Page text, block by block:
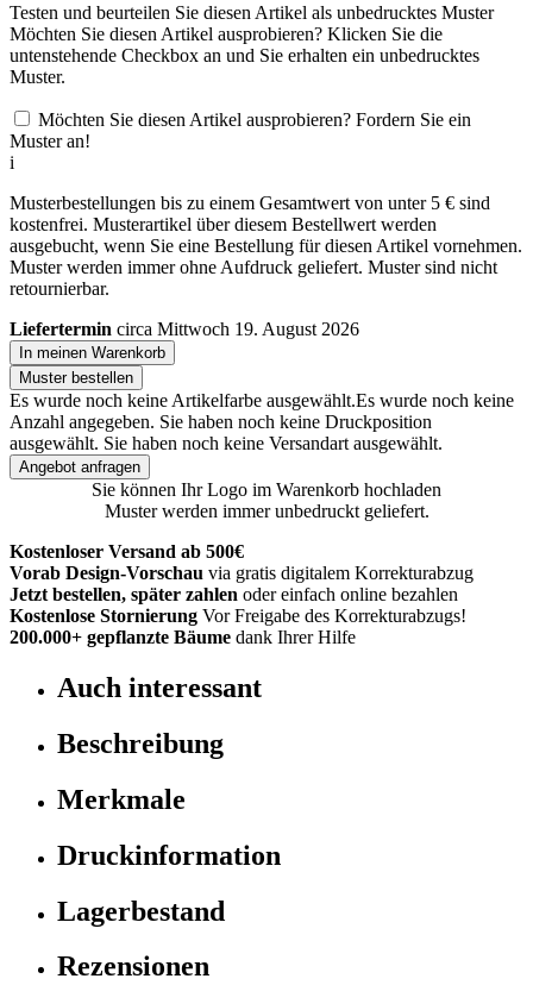
Testen und beurteilen Sie diesen Artikel als unbedrucktes Muster
Möchten Sie diesen Artikel ausprobieren? Klicken Sie die
untenstehende Checkbox an und Sie erhalten ein unbedrucktes
Muster.
Möchten Sie diesen Artikel ausprobieren? Fordern Sie ein
Muster an!
i
Musterbestellungen bis zu einem Gesamtwert von unter 5 € sind
kostenfrei. Musterartikel über diesem Bestellwert werden
ausgebucht, wenn Sie eine Bestellung für diesen Artikel vornehmen.
Muster werden immer ohne Aufdruck geliefert. Muster sind nicht
retournierbar.
Liefertermin circa Mittwoch 19. August 2026
In meinen Warenkorb
Muster bestellen
Es wurde noch keine Artikelfarbe ausgewählt.Es wurde noch keine
Anzahl angegeben. Sie haben noch keine Druckposition
ausgewählt. Sie haben noch keine Versandart ausgewählt.
Angebot anfragen
Sie können Ihr Logo im Warenkorb hochladen
Muster werden immer unbedruckt geliefert.
Kostenloser Versand ab 500€
Vorab Design-Vorschau via gratis digitalem Korrekturabzug
Jetzt bestellen, später zahlen oder einfach online bezahlen
Kostenlose Stornierung Vor Freigabe des Korrekturabzugs!
200.000+ gepflanzte Bäume dank Ihrer Hilfe
Auch interessant
Beschreibung
Merkmale
Druckinformation
Lagerbestand
Rezensionen